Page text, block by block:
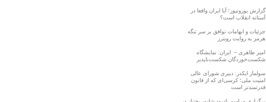
گزارش یورونیوز؛ آیا ایران واقعا در
آستانه انقلاب است؟
جزئیات و ابهامات توافق بر سر تنگه
هرمز به روایت رویترز
امیر طاهری – ایران: نمایشگاه
شکست‌خوردگان شکست‌ناپذیر
سولماز ایکدر: دبیری شورای عالی
امنیت ملی؛ کرسی‌ای که از قانون
قدرتمندتر است